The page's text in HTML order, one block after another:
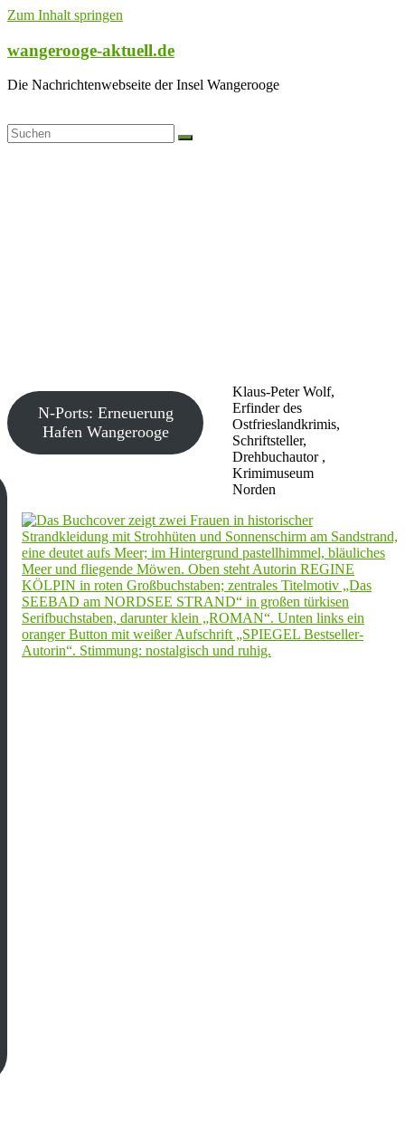
Zum Inhalt springen
wangerooge-aktuell.de
Die Nachrichtenwebseite der Insel Wangerooge
Klaus-Peter Wolf,
Erfinder des
Ostfrieslandkrimis,
Schriftsteller,
Drehbuchautor ,
Krimimuseum
Norden
N-Ports: Erneuerung
Hafen Wangerooge